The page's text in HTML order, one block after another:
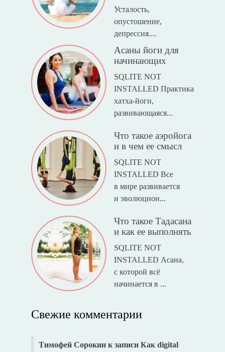
Усталость,
опустошение,
депрессия....
Асаны йоги для
начинающих
SQLITE NOT
INSTALLED Практика
хатха-йоги,
развивающаяся...
Что такое аэройога
и в чем ее смысл
SQLITE NOT
INSTALLED Все
в мире развивается
и эволюцион...
Что такое Тадасана
и как ее выполнять
SQLITE NOT
INSTALLED Асана,
с которой всё
начинается в ...
Свежие комментарии
Тимофей Сорокинк записи Как digital